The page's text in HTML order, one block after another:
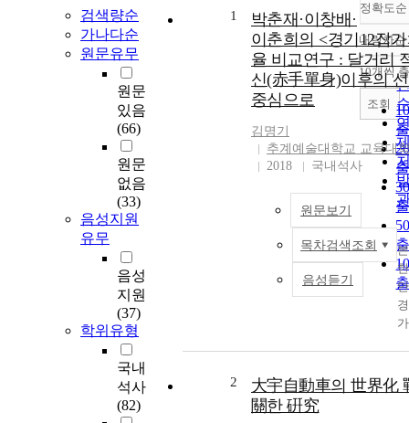
검색량순
가나다순
원문유무
원문
있음
(66)
원문
없음
(33)
음성지원
유무
음성
지원
(37)
학위유형
국내
석사
(82)
정확도순
내림차순
10개씩
조회
1
박춘재·이창배·
이춘희의 <경기12잡
율 비교연구 : 달거리
신(赤手單身)이후의
중심으로
김명기
추계예술대학교 교육대
2018
국내석사
원문보기
목차검색조회
음성듣기
본 연구는 한 세기 동안 전승된 경기12잡가 중 달거리의 선율비교를 통하여 전승과정 속 선율의 변화양상을 연구한 논문이다. 연구 음원으로는 1910년경 녹음된 전문 소리꾼 박춘재가 남긴 유성기 음반의 음원과 1970년대의 근대 명창 이창배 그리고 현재 경기명창으로 활발한 활동을 펼치고 있는 이춘희의 음원을 연구주제로 하였다. 각 시대를 대표하는 명창들의 음원을 악보화 하여 한 세기 가까이 전승된 동일한 노래가 어떤 변화를 거치며 전승되었는지 그 변화양상을 파악하고자 하였다. 선율의 분석에 앞서 경기12잡가의 생성부터 발전과정, 사설의 분석을 함께 살펴보았으며 사설의 말 붙임을 통하여 사설의 변화도 함께 연구하였다. 세 명창의 선율 변화를 살펴본 결과는 다음과 같다. 첫째, 경기12잡가의 형성은 서울과 경기를 중심으로 상업이 발달되며 서민층의 문화양식 발전이 바탕이 되었다. 이후 사계축의 추교신 조기준, 박춘경과 같은 전문소리꾼과 가객 집단에 의해 현재와 같은 구전심수(口傳心授)의 방법으로 전승되었다. 박춘경의 제자 박춘재의 활동이 돋보인 잡가의 성장기에는 유성기음반과 방송국의 개국, 공연장의 기반확립과 잡가집의 출판과 맞물리며 큰 인기를 끌었고 이 무렵 8잡가와 잡잡가가 모두 갖추어져 현행12잡가의 형태가 완성되었다. 이후 전문소리꾼들이 권번 예기들의 음악사범으로 활동하며 훗날 묵계월, 안비취 등과 같은 여류명창의 배출로 이어졌다. 전문소리꾼과 권번 출신의 소리꾼들은 매스미디어의 발전과 함께 큰 인기를 누리며 1950년 한국전쟁 전까지 큰 발전을 이루었다. 사회적 혼란과 함께 전승이 단절된 이후 1960년경부터 이창배를 중심으로 경·서도 소리꾼들이 모여 전승체계를 정비하였고 현재와 같은 체계적인 전승구도를 이루었다. 둘째, 세 명창이 부른 <적수단신>과 <매화타령>의 장단과 빠르기가 다르게 진행되는 것을 알 수 있었다. 달거리의 두 번째 단락인 <적수단신>은 도드리장단으로 박춘재의 노래는♩.=70~ 75의 빠르기이고 이창배는 ♩.=60, 이춘희는 ♩.=48의 빠르기로 세월과 함께 느려진 것으로 보인다. 달거리의 마지막 단락인 <매화타령>은 굿거리장단으로 박춘재의 노래 ♩.=65, 이창배의 노래 ♩.=60, 이춘희의 노래 ♩.=50~55으로 큰 차이는 없지만 세 번째 단락 역시 현재의 소리인 이춘희의 노래가 전 세대보다 느린 것을 알 수 있었는데 장단의 변화는 없으나 빠르기는 후대에 전승될수록 점점 느려지고 있음을 알 수 있다. 이는 이창배를 기준으로 전승이 활발해졌고 1975년에 이르러서는 무형문화재로 지정되면서 전승이 체계화 되었다. 전승의 체계화 속에 시김새와 같은 표현들이 정교해 지면서 속도 또한 느려졌다고 할 수 있다. 셋째,
2
大宇自動車의 世界化
關한 硏究